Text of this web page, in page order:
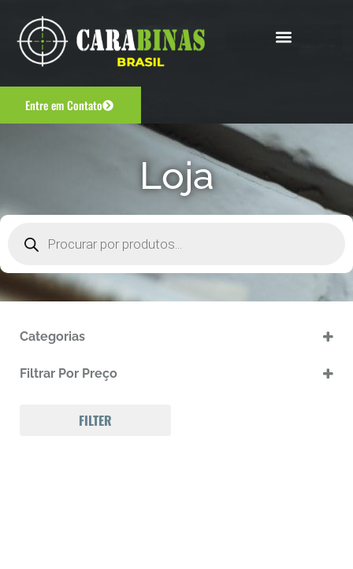
Entre em Contato
Loja
Categorias
Munições
Filtrar Por Preço
FILTER